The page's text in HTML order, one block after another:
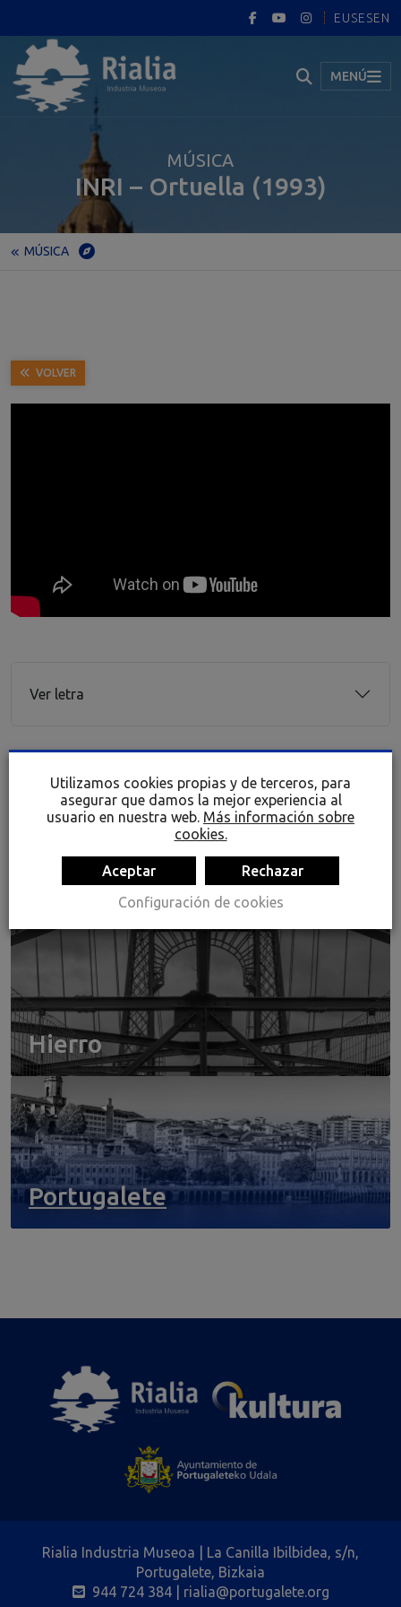
EUSESEN
MENÚ
MÚSICA
INRI – Ortuella (1993)
INRI – Ortuella (1993)
MÚSICA
VOLVER
Ver letra
Mar
Hierro
Portugalete
Rialia Industria Museoa | La Canilla Ibilbidea, s/n,
Portugalete, Bizkaia
944 724 384| rialia@portugalete.org
Utilizamos cookies propias y de terceros, para
asegurar que damos la mejor experiencia al
usuario en nuestra web. Más información sobre
cookies.
Aceptar
Rechazar
Configuración de cookies